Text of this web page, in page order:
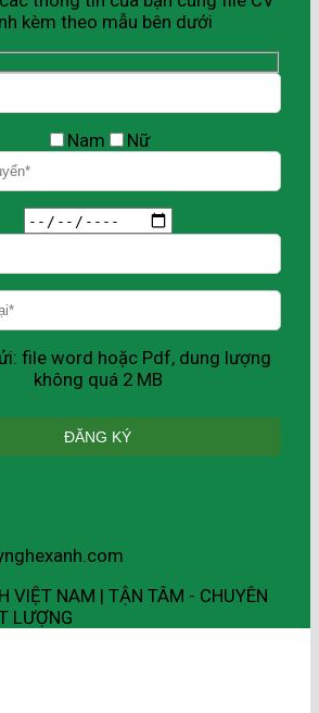
kèm theo mẫu bên dưới
Nam Nữ
file word hoặc Pdf, dung lượng
không quá 2 MB
VIỆT NAM | TẬN TÂM - CHUYÊN
LƯỢNG